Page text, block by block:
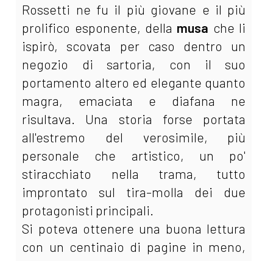
Rossetti ne fu il più giovane e il più
prolifico esponente, della musa che li
ispirò, scovata per caso dentro un
negozio di sartoria, con il suo
portamento altero ed elegante quanto
magra, emaciata e diafana ne
risultava. Una storia forse portata
all'estremo del verosimile, più
personale che artistico, un po'
stiracchiato nella trama, tutto
improntato sul tira-molla dei due
protagonisti principali.
Si poteva ottenere una buona lettura
con un centinaio di pagine in meno,